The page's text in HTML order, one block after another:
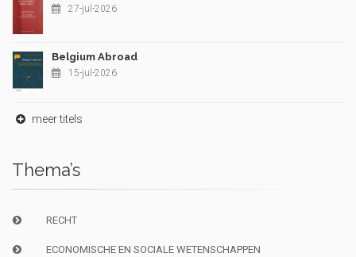
27-jul-2026
Belgium Abroad
15-jul-2026
meer titels
Thema’s
RECHT
ECONOMISCHE EN SOCIALE WETENSCHAPPEN